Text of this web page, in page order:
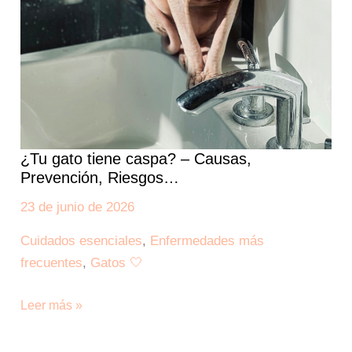
¿Tu gato tiene caspa? – Causas,
Prevención, Riesgos…
23 de junio de 2026
Cuidados esenciales, Enfermedades más
frecuentes, Gatos 🤍
Leer más »